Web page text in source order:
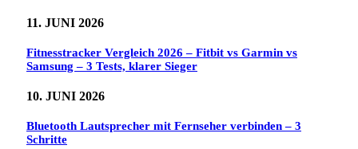
11. JUNI 2026
Fitnesstracker Vergleich 2026 – Fitbit vs Garmin vs
Samsung – 3 Tests, klarer Sieger
10. JUNI 2026
Bluetooth Lautsprecher mit Fernseher verbinden – 3
Schritte